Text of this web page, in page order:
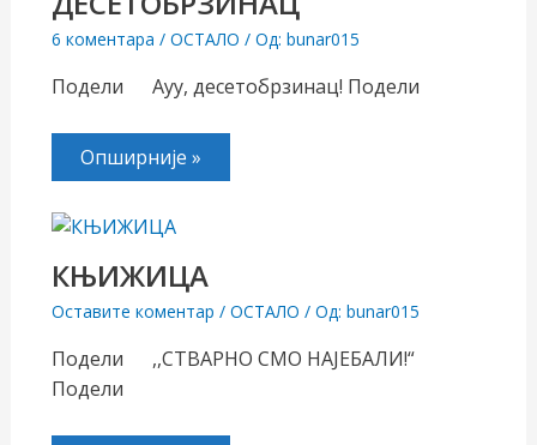
6 коментара / ОСТАЛО / Од: bunar015
Подели Ауу, десетобрзинац! Подели
Опширније »
КЊИЖИЦА
Оставите коментар / ОСТАЛО / Од: bunar015
Подели ,,СТВАРНО СМО НАЈЕБАЛИ!“
Подели